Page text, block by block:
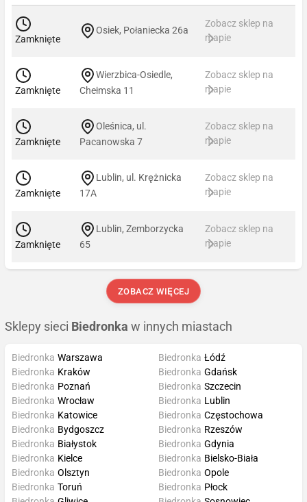
Zamknięte
Osiek, Połaniecka 26a
Zobacz sklep na
mapie
Zamknięte
Wierzbica-Osiedle,
Chełmska 11
Zobacz sklep na
mapie
Zamknięte
Oleśnica, ul.
Pacanowska 7
Zobacz sklep na
mapie
Zamknięte
Lublin, ul. Krężnicka
17A
Zobacz sklep na
mapie
Zamknięte
Lublin, Zemborzycka
65
Zobacz sklep na
mapie
ZOBACZ WIĘCEJ
Sklepy sieci Biedronka w innych miastach
Biedronka Warszawa
Biedronka Kraków
Biedronka Poznań
Biedronka Wrocław
Biedronka Łódź
Biedronka Gdańsk
Biedronka Szczecin
Biedronka Lublin
Biedronka Katowice
Biedronka Bydgoszcz
Biedronka Białystok
Biedronka Kielce
Biedronka Częstochowa
Biedronka Rzeszów
Biedronka Gdynia
Biedronka Bielsko-Biała
Biedronka Olsztyn
Biedronka Toruń
Biedronka Opole
Biedronka Płock